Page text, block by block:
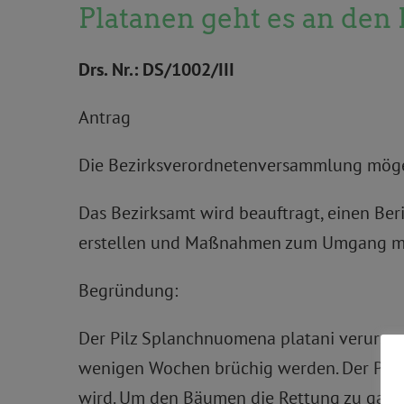
Platanen geht es an den
Drs. Nr.: DS/1002/III
Antrag
Die Bezirksverordnetenversammlung
Das Bezirksamt wird beauftragt, einen
erstellen und Maßnahmen zum Umgang
Begründung:
Der Pilz Splanchnuomena platani
wenigen Wochen brüchig werden. Der
wird. Um den Bäumen die Rettung zu